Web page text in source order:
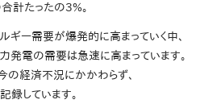
計たったの3%。
ギー需要が爆発的に高まっていく中、
電の需要は急速に高まっています。
経済不況にかかわらず、
録しています。